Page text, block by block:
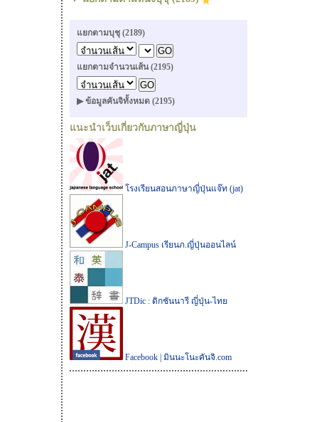
แยกตามบุชุ (2189)
แยกตามจำนวนเส้น (2195)
▶ ข้อมูลคันจิทั้งหมด (2195)
แนะนำเว็บเกี่ยวกับภาษาญี่ปุ่น
โรงเรียนสอนภาษาญี่ปุ่นแจ๊ท (jat)
J-Campus เรียนภ.ญี่ปุ่นออนไลน์
JTDic : ดิกชันนารี ญี่ปุ่น-ไทย
Facebook | มินนะโนะคันจิ.com